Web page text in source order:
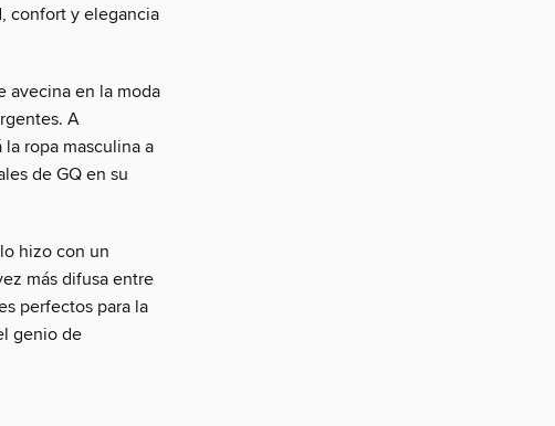
confort y elegancia
avecina en la moda
A
ropa masculina a
de GQ en su
hizo con un
más difusa entre
perfectos para la
genio de